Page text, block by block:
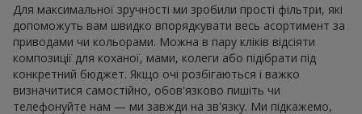
Для максимальної зручності ми зробили прості фільтри, які
допоможуть вам швидко впорядкувати весь асортимент за
приводами чи кольорами. Можна в пару кліків відсіяти
композиції для коханої, мами, колеги або підібрати під
конкретний бюджет. Якщо очі розбігаються і важко
визначитися самостійно, обов'язково пишіть чи
телефонуйте нам — ми завжди на зв'язку. Ми підкажемо,